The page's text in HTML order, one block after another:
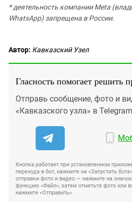
* деятельность компании Meta
WhatsApp) запрещена в России.
Автор: Кавказский Узел
Гласность помогает решить
Отправь сообщение, фото и
«Кавказского узла» в Telegram
Кнопка работает при установленном
перехода в бот, нажмите на «Запустить
отправки фото и видео — нажмите на
функцию «Файл», затем отметьте фото или
нажмите «Отправить».